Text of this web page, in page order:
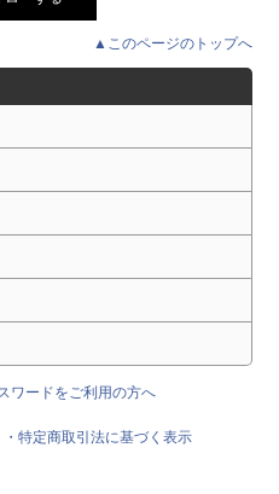
▲このページのトップへ
ワードをご利用の方へ
・特定商取引法に基づく表示